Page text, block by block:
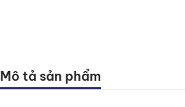
Mô tả sản phẩm